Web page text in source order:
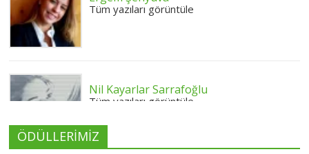
Tüm yazıları görüntüle
Nil Kayarlar Sarrafoğlu
Tüm yazıları görüntüle
ÖDÜLLERİMİZ